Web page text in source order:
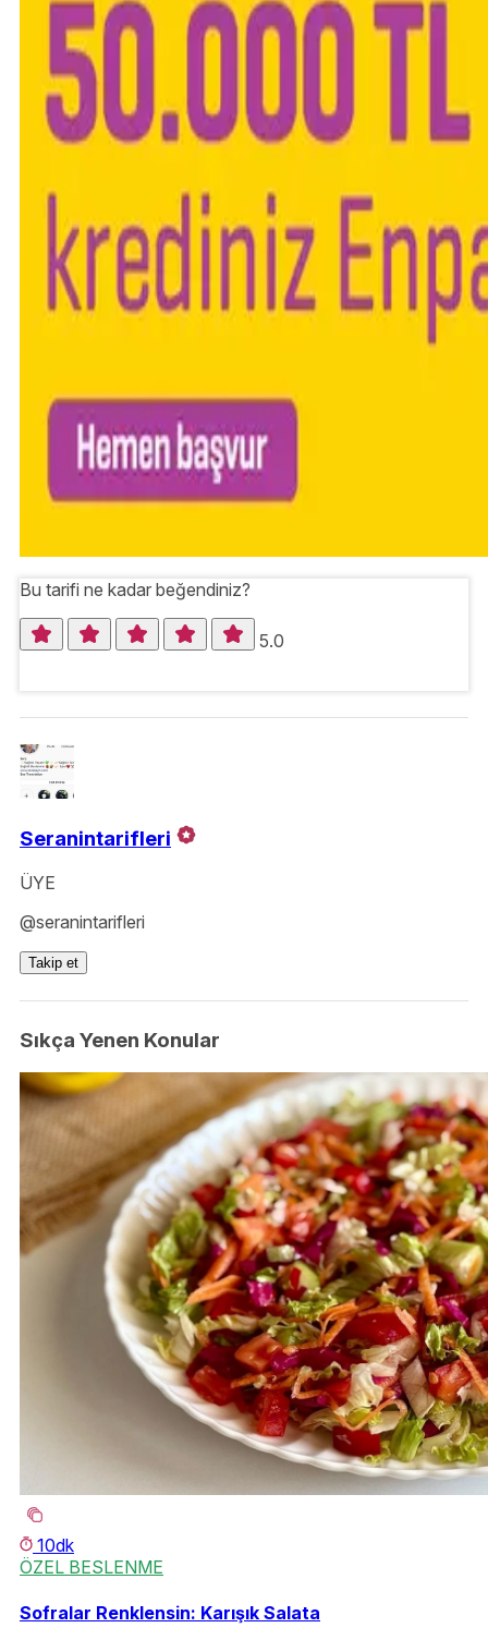
Bu tarifi ne kadar beğendiniz?
5.0
Seranintarifleri
ÜYE
@seranintarifleri
Takip et
Sıkça Yenen Konular
10dk
ÖZEL BESLENME
Sofralar Renklensin: Karışık Salata